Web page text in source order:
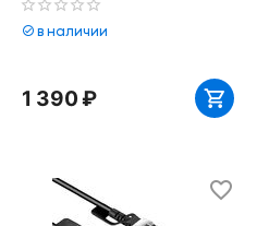
в наличии
1 390₽